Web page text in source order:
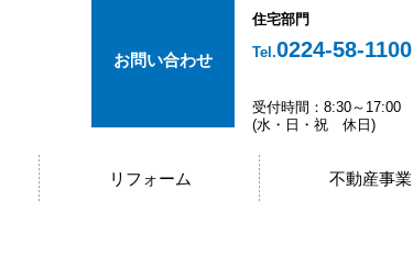
お問い合わせ
住宅部門
Tel.0224-58-1100
受付時間：8:30～17:00
(水・日・祝 休日)
リフォーム 不動産事業